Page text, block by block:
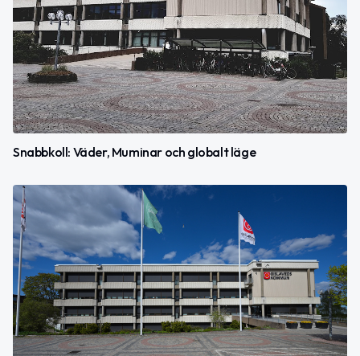
Snabbkoll: Väder, Muminar och globalt läge